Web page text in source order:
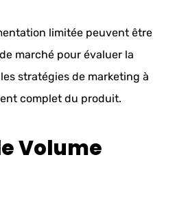
limitée peuvent être
marché pour évaluer la
stratégies de marketing à
complet du produit.
Volume